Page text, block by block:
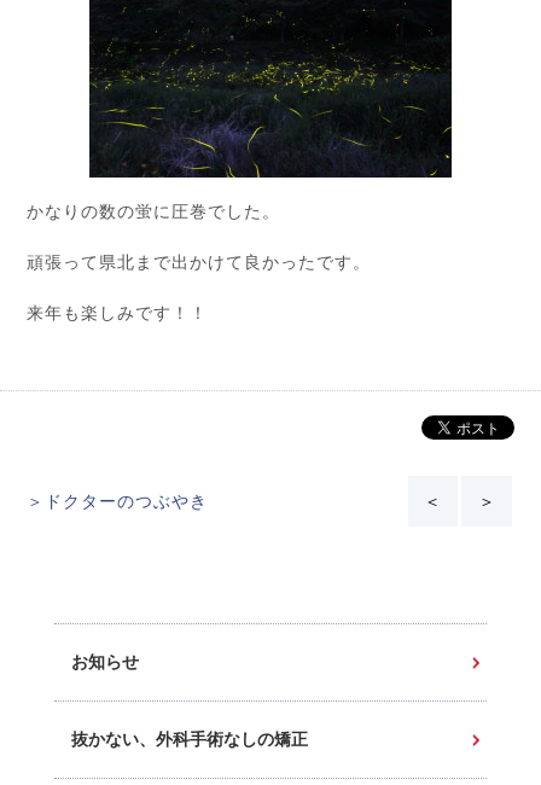
かなりの数の蛍に圧巻でした。
頑張って県北まで出かけて良かったです。
来年も楽しみです！！
＞ドクターのつぶやき ＜ ＞
お知らせ
抜かない、外科手術なしの矯正